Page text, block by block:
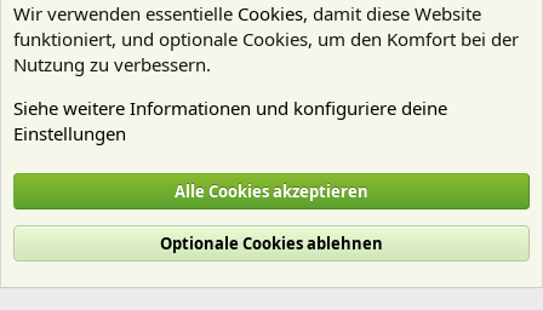
Cookies
Deutsch (Du)
Nutzungsbedingungen
Datenschutz Hilfe und Impressum
R
Wir verwenden essentielle Cookies, damit diese Website
funktioniert, und optionale Cookies, um den Komfort bei der
Nutzung zu verbessern.
Siehe weitere Informationen und konfiguriere deine
Einstellungen
Alle Cookies akzeptieren
Optionale Cookies ablehnen